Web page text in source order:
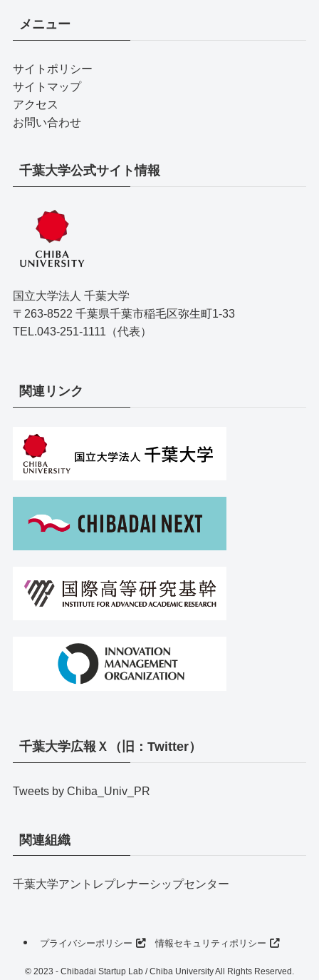
メニュー
サイトポリシー
サイトマップ
アクセス
お問い合わせ
千葉大学公式サイト情報
国立大学法人 千葉大学
〒263-8522 千葉県千葉市稲毛区弥生町1-33
TEL.043-251-1111（代表）
関連リンク
千葉大学広報Ｘ（旧：Twitter）
Tweets by Chiba_Univ_PR
関連組織
千葉大学アントレプレナーシップセンター
プライバシーポリシー 情報セキュリティポリシー
© 2023 - Chibadai Startup Lab / Chiba University All Rights Reserved.